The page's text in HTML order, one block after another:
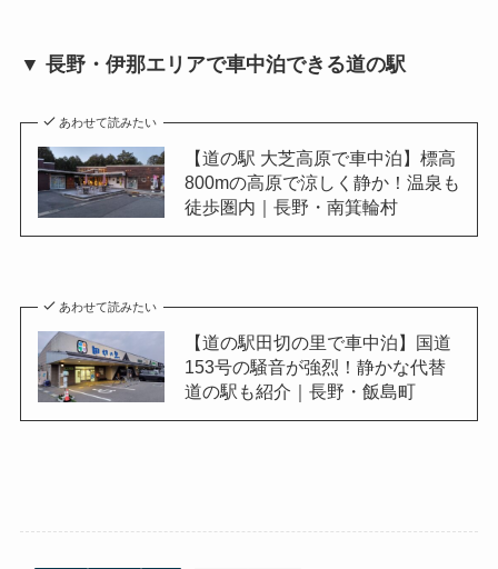
▼ 長野・伊那エリアで車中泊できる道の駅
あわせて読みたい
【道の駅 大芝高原で車中泊】標高
800mの高原で涼しく静か！温泉も
徒歩圏内｜長野・南箕輪村
あわせて読みたい
【道の駅田切の里で車中泊】国道
153号の騒音が強烈！静かな代替
道の駅も紹介｜長野・飯島町